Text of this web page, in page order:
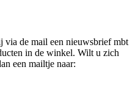
via de mail een nieuwsbrief mbt
in de winkel. Wilt u zich
een mailtje naar: